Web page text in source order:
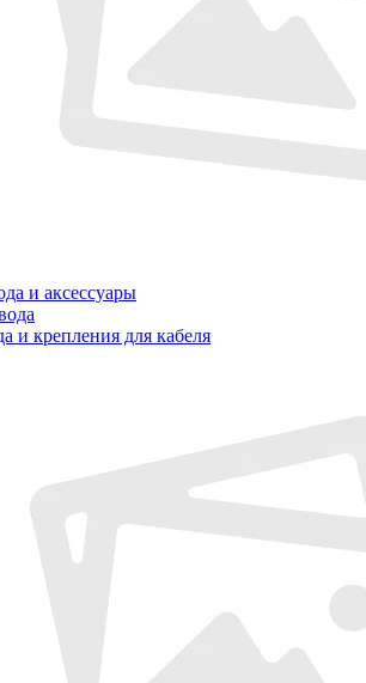
и аксессуары
и крепления для кабеля